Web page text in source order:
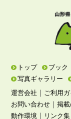
トップ ブック
写真ギャラリー
運営会社 ｜ ご利用
お問い合わせ ｜掲
動作環境 ｜ リンク集